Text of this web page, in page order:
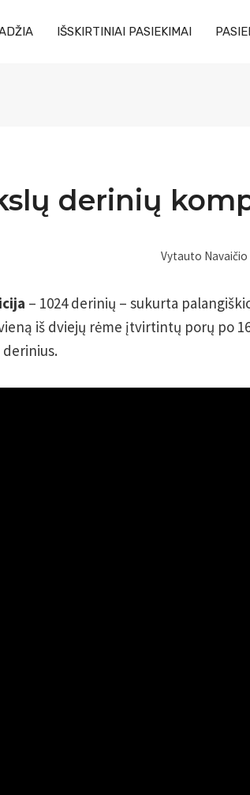
IŠSKIRTINIAI PASIEKIMAI
derinių
Vytauto Navaičio
– 1024 derinių – sukurta
iš dviejų rėme įtvirtintų porų po